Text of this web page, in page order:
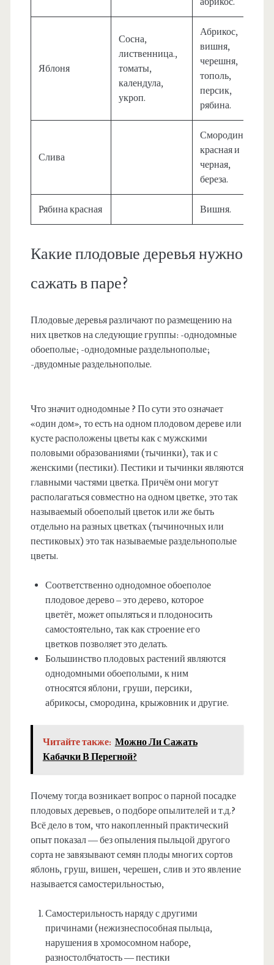
Яблоня
Сосна,
лиственница.,
томаты,
календула,
укроп.
Абрикос,
вишня,
черешня,
тополь,
персик,
рябина.
Слива
Смородина
красная и
черная,
береза.
Рябина красная Вишня.
Какие плодовые деревья нужно
сажать в паре?
Плодовые деревья различают по размещению на
них цветков на следующие группы: -однодомные
обоеполые; -однодомные раздельнополые;
-двудомные раздельнополые.
Что значит однодомные ? По сути это означает
«один дом», то есть на одном плодовом дереве или
кусте расположены цветы как с мужскими
половыми образованиями (тычинки), так и с
женскими (пестики). Пестики и тычинки являются
главными частями цветка. Причём они могут
располагаться совместно на одном цветке, это так
называемый обоеполый цветок или же быть
отдельно на разных цветках (тычиночных или
пестиковых) это так называемые раздельнополые
цветы.
Соответственно однодомное обоеполое
плодовое дерево – это дерево, которое
цветёт, может опыляться и плодоносить
самостоятельно, так как строение его
цветков позволяет это делать.
Большинство плодовых растений являются
однодомными обоеполыми, к ним
относятся яблони, груши, персики,
абрикосы, смородина, крыжовник и другие.
Читайте также: Можно Ли Сажать
Кабачки В Перегной?
Почему тогда возникает вопрос о парной посадке
плодовых деревьев, о подборе опылителей и т.д.?
Всё дело в том, что накопленный практический
опыт показал — без опыления пыльцой другого
сорта не завязывают семян плоды многих сортов
яблонь, груш, вишен, черешен, слив и это явление
называется самостерильностью,
Самостерильность наряду с другими
причинами (нежизнеспособная пыльца,
нарушения в хромосомном наборе,
разностолбчатость — пестики